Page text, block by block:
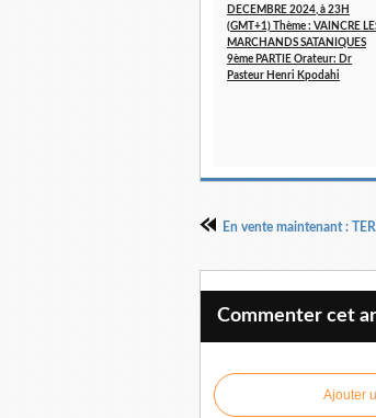
DECEMBRE 2024, à 23H
(GMT+1) Thème : VAINCRE
MARCHANDS SATANIQUES
9ème PARTIE Orateur: Dr
Pasteur Henri Kpodahi
Commenter cet
Ajouter